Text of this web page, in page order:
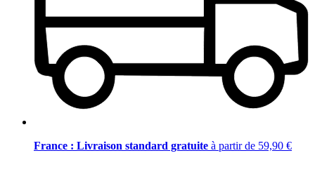
France : Livraison standard gratuite à partir de 59,90 €